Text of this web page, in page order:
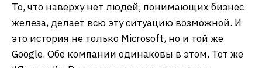
То, что наверху нет людей, понимающих бизнес
железа, делает всю эту ситуацию возможной. И
это история не только Microsoft, но и той же
Google. Обе компании одинаковы в этом. Тот же